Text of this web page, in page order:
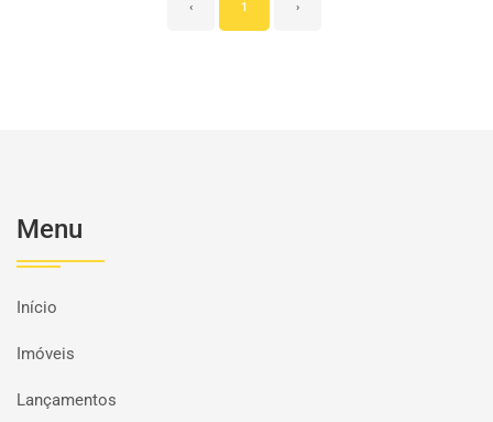
‹ 1 ›
Menu
Início
Imóveis
Lançamentos